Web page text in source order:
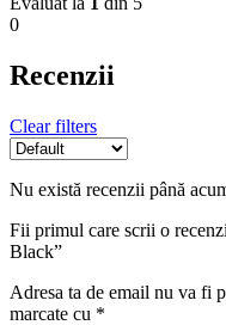
0
Recenzii
Clear filters
Nu există recenzii până
Fii primul care scrii o
Black”
Adresa ta de email nu va fi
marcate cu *